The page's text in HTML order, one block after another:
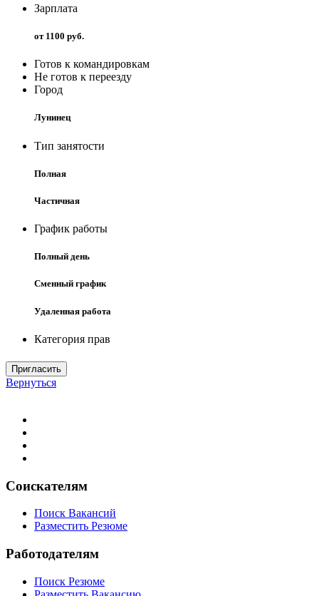
Зарплата
от 1100 руб.
Готов к командировкам
Не готов к переезду
Город
Лунинец
Тип занятости
Полная
Частичная
График работы
Полный день
Сменный график
Удаленная работа
Категория прав
Пригласить
Вернуться
Соискателям
Поиск Вакансий
Разместить Резюме
Работодателям
Поиск Резюме